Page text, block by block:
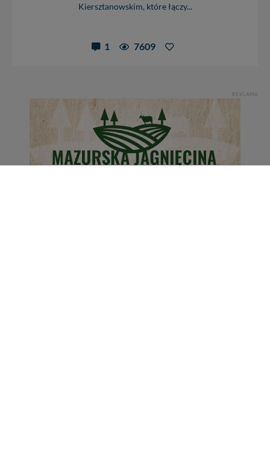
Kiersztanowskim, które łączy...
1 7609
REKLAMA